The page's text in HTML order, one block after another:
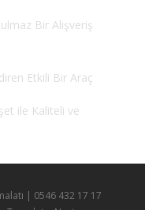
Bir Alışveriş
Etkili Bir Araç
ile Kaliteli ve
| 0546 432 17 17